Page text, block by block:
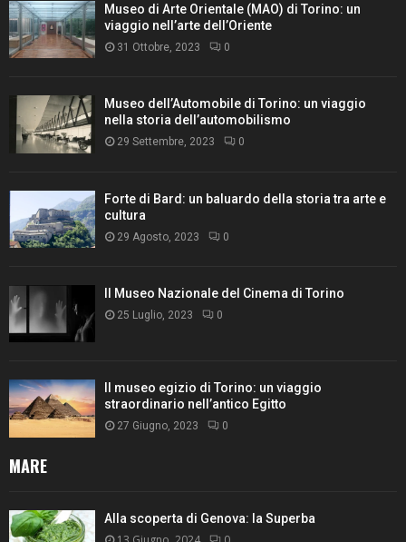
Museo di Arte Orientale (MAO) di Torino: un
viaggio nell’arte dell’Oriente
31 Ottobre, 2023 0
Museo dell’Automobile di Torino: un viaggio
nella storia dell’automobilismo
29 Settembre, 2023 0
Forte di Bard: un baluardo della storia tra arte e
cultura
29 Agosto, 2023 0
Il Museo Nazionale del Cinema di Torino
25 Luglio, 2023 0
Il museo egizio di Torino: un viaggio
straordinario nell’antico Egitto
27 Giugno, 2023 0
MARE
Alla scoperta di Genova: la Superba